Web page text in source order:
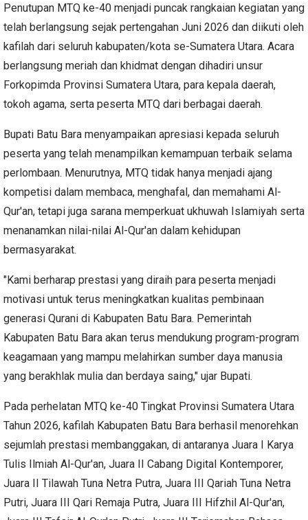
Penutupan MTQ ke-40 menjadi puncak rangkaian kegiatan yang
telah berlangsung sejak pertengahan Juni 2026 dan diikuti oleh
kafilah dari seluruh kabupaten/kota se-Sumatera Utara. Acara
berlangsung meriah dan khidmat dengan dihadiri unsur
Forkopimda Provinsi Sumatera Utara, para kepala daerah,
tokoh agama, serta peserta MTQ dari berbagai daerah.
Bupati Batu Bara menyampaikan apresiasi kepada seluruh
peserta yang telah menampilkan kemampuan terbaik selama
perlombaan. Menurutnya, MTQ tidak hanya menjadi ajang
kompetisi dalam membaca, menghafal, dan memahami Al-
Qur'an, tetapi juga sarana memperkuat ukhuwah Islamiyah serta
menanamkan nilai-nilai Al-Qur'an dalam kehidupan
bermasyarakat.
"Kami berharap prestasi yang diraih para peserta menjadi
motivasi untuk terus meningkatkan kualitas pembinaan
generasi Qurani di Kabupaten Batu Bara. Pemerintah
Kabupaten Batu Bara akan terus mendukung program-program
keagamaan yang mampu melahirkan sumber daya manusia
yang berakhlak mulia dan berdaya saing," ujar Bupati.
Pada perhelatan MTQ ke-40 Tingkat Provinsi Sumatera Utara
Tahun 2026, kafilah Kabupaten Batu Bara berhasil menorehkan
sejumlah prestasi membanggakan, di antaranya Juara I Karya
Tulis Ilmiah Al-Qur'an, Juara II Cabang Digital Kontemporer,
Juara II Tilawah Tuna Netra Putra, Juara III Qariah Tuna Netra
Putri, Juara III Qari Remaja Putra, Juara III Hifzhil Al-Qur'an,